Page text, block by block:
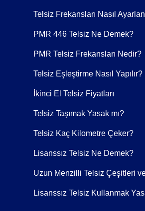
Dahili anteni olan
Telsiz Frekansları Nasıl
PMR 446 Telsiz Ne Demek?
PMR Telsiz Frekansları Nedir?
Telsiz Eşleştirme Nasıl Yapılır?
İkinci El Telsiz Fiyatları
Telsiz Taşımak Yasak mı?
Telsiz Kaç Kilometre Çeker?
Lisanssız Telsiz Ne Demek?
Uzun Menzilli Telsiz Çeşitleri
Lisanssız Telsiz Kullanmak